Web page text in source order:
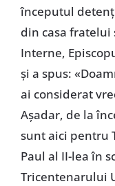
începutul
din casa fratelui
Interne,
și a spus:
ai considerat
Așadar, de la
sunt aici pentru
Paul al II-lea în
Tricentenarului